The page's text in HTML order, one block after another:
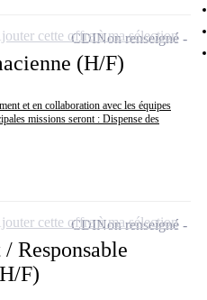
(H/F)
et en collaboration avec les équipes
missions seront : Dispense des
CDINon renseigné
cette offre à ma sélection
Responsable
F)
CDINon renseigné
cette offre à ma sélection